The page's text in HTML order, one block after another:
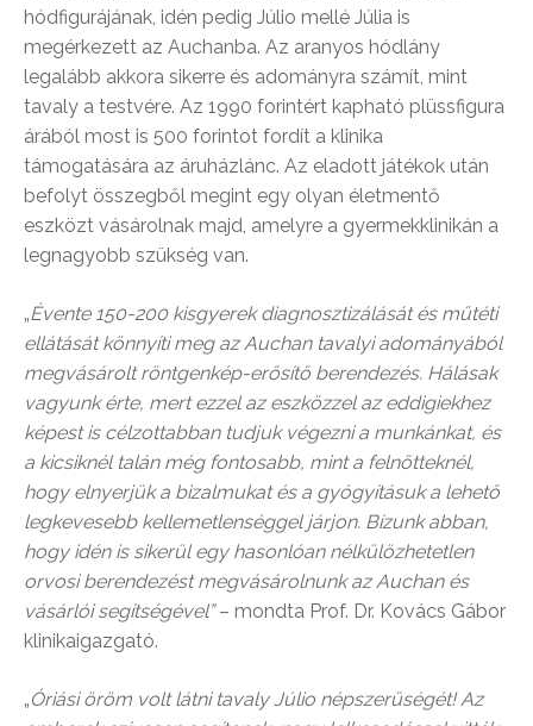
hódfigurájának, idén pedig Júlio mellé Júlia is
megérkezett az Auchanba. Az aranyos hódlány
legalább akkora sikerre és adományra számít, mint
tavaly a testvére. Az 1990 forintért kapható plüssfigura
árából most is 500 forintot fordít a klinika
támogatására az áruházlánc. Az eladott játékok után
befolyt összegből megint egy olyan életmentő
eszközt vásárolnak majd, amelyre a gyermekklinikán a
legnagyobb szükség van.
„Évente 150-200 kisgyerek diagnosztizálását és műtéti
ellátását könnyíti meg az Auchan tavalyi adományából
megvásárolt röntgenkép-erősítő berendezés. Hálásak
vagyunk érte, mert ezzel az eszközzel az eddigiekhez
képest is célzottabban tudjuk végezni a munkánkat, és
a kicsiknél talán még fontosabb, mint a felnőtteknél,
hogy elnyerjük a bizalmukat és a gyógyításuk a lehető
legkevesebb kellemetlenséggel járjon. Bízunk abban,
hogy idén is sikerül egy hasonlóan nélkülözhetetlen
orvosi berendezést megvásárolnunk az Auchan és
vásárlói segítségével”– mondta Prof. Dr. Kovács Gábor
klinikaigazgató.
„Óriási öröm volt látni tavaly Júlio népszerűségét! Az